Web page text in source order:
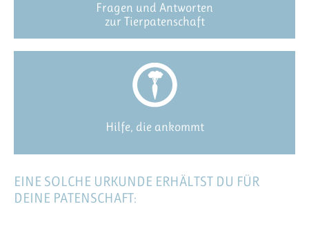
Fragen und Antworten
zur Tierpatenschaft
Hilfe, die ankommt
EINE SOLCHE URKUNDE ERHÄLTST DU FÜR
DEINE PATENSCHAFT: